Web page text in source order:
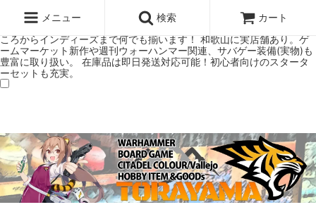
ミアムショップTORAYAMA。通販・オンラインショップです！ ウォー
ハンマーとボードゲームのことなら当店へ！ボードゲームもメジャーど
ころからインディーズまで何でも揃います！ 和歌山に実店舗あり。ゲ
ームマーケット新作や週刊ウォーハンマー関連、サバゲー装備(実物)も
豊富に取り扱い。 在庫品は即日発送対応可能！初心者向けのスタータ
ーセットも充実。
メニュー 検索 カート